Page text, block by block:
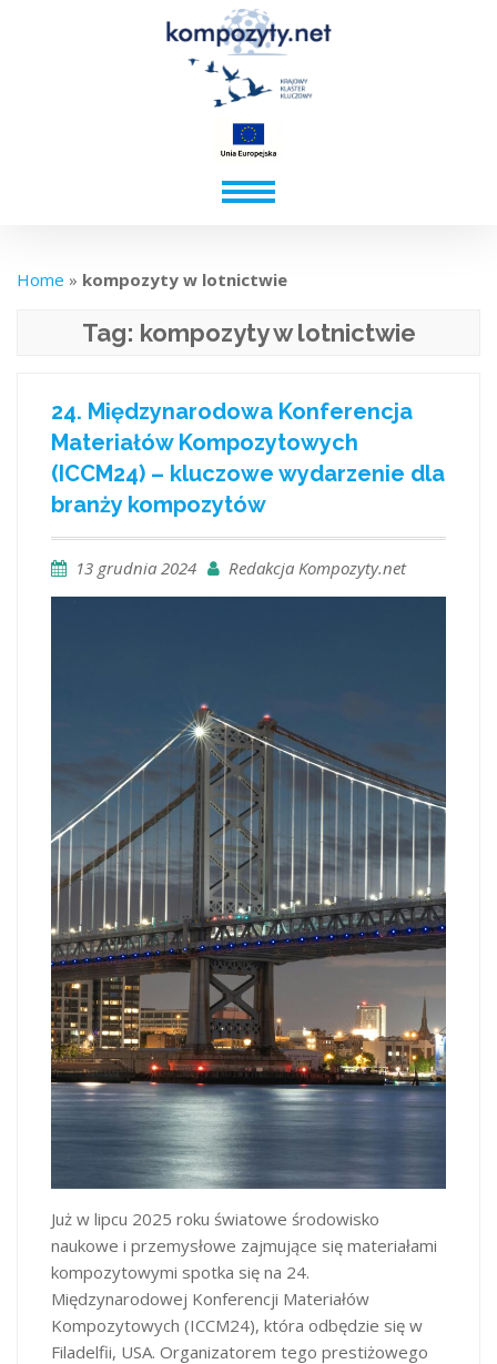
Home » kompozyty w lotnictwie
Tag: kompozyty w lotnictwie
24. Międzynarodowa Konferencja
Materiałów Kompozytowych
(ICCM24) – kluczowe wydarzenie dla
branży kompozytów
13 grudnia 2024 Redakcja Kompozyty.net
Już w lipcu 2025 roku światowe środowisko
naukowe i przemysłowe zajmujące się materiałami
kompozytowymi spotka się na 24.
Międzynarodowej Konferencji Materiałów
Kompozytowych (ICCM24), która odbędzie się w
Filadelfii, USA. Organizatorem tego prestiżowego